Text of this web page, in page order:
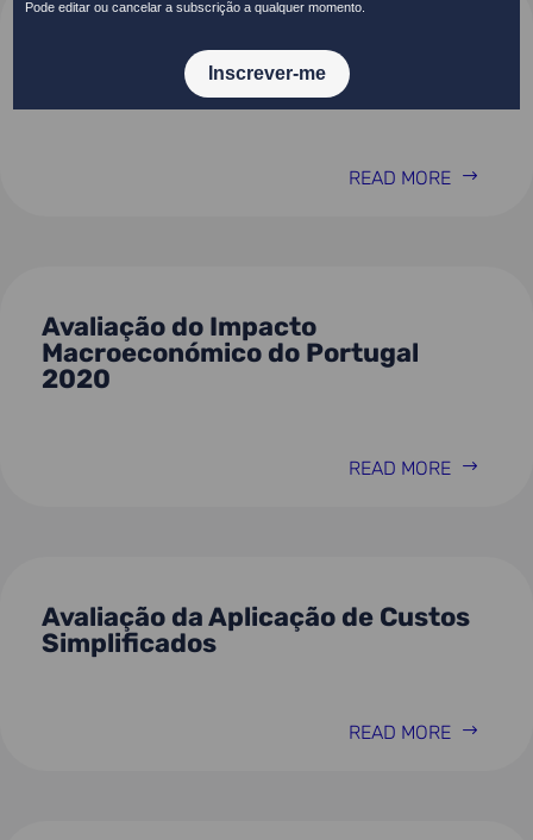
Operacional Assistência Técnica
READ MORE
Avaliação do Impacto
Macroeconómico do Portugal
2020
READ MORE
Avaliação da Aplicação de Custos
Simplificados
READ MORE